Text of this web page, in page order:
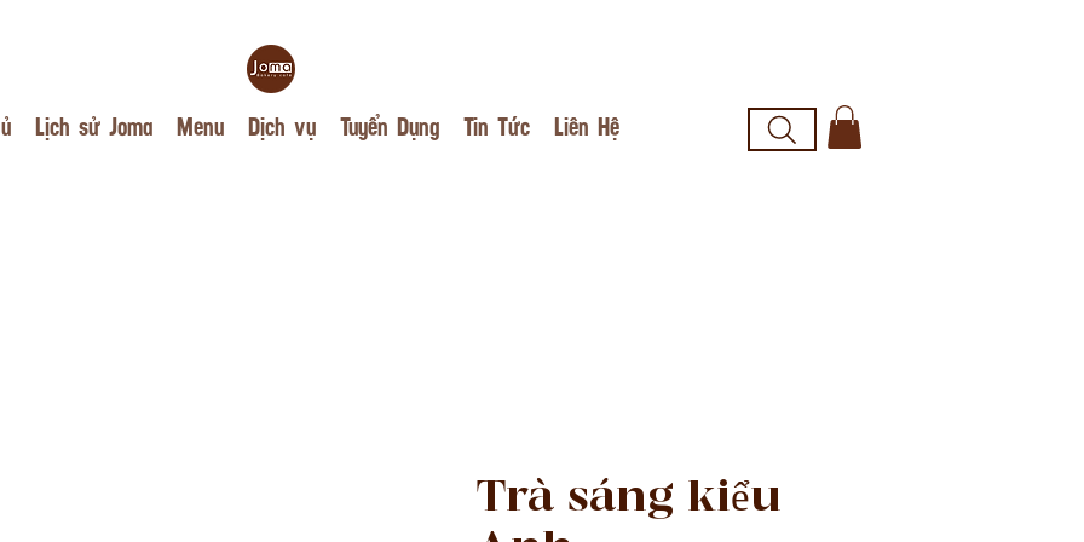
Lịch sử Joma Menu Dịch vụ Tuyển Dụng Tin Tức Liên Hệ
Trà sáng kiểu